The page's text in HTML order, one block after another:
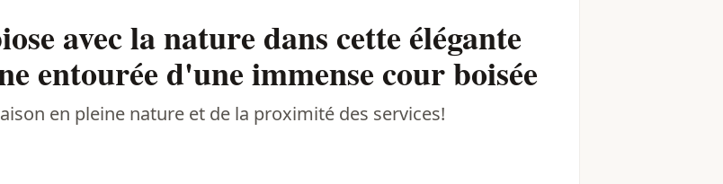
avec la nature dans cette élégante
entourée d'une immense cour boisée
en pleine nature et de la proximité des services!